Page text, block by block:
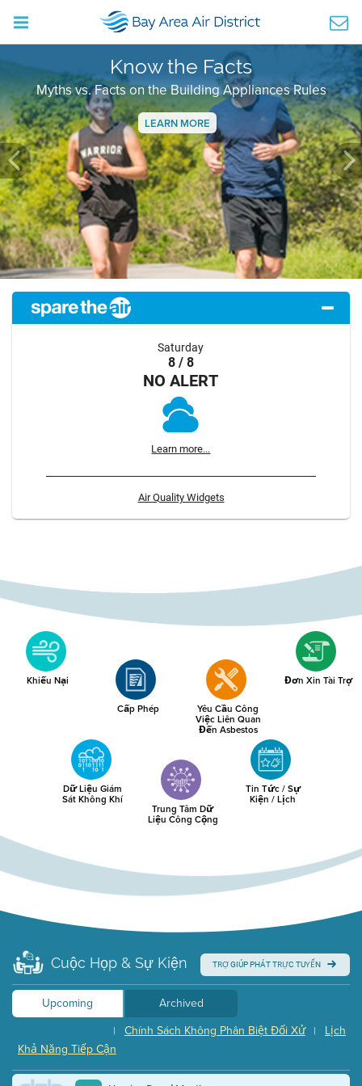
Know the Facts
Myths vs. Facts on the Building Appliances Rules
LEARN MORE
Previous
Saturday
8 / 8
NO ALERT
Learn more...
Air Quality Widgets
Khiếu Nại
Cấp Phép Yêu Cầu Công
Việc Liên Quan
Đến Asbestos
Đơn Xin Tài Trợ
Dữ Liệu Giám
Sát Không Khí
Trung Tâm Dữ
Liệu Công Cộng
Tin Tức / Sự
Kiện / Lịch
Cuộc Họp & Sự Kiện TRỢ GIÚP PHÁT TRỰC TUYẾN
Upcoming
Archived
Lịch
|
Chính Sách Không Phân Biệt Đối Xử
|
Khả Năng Tiếp Cận